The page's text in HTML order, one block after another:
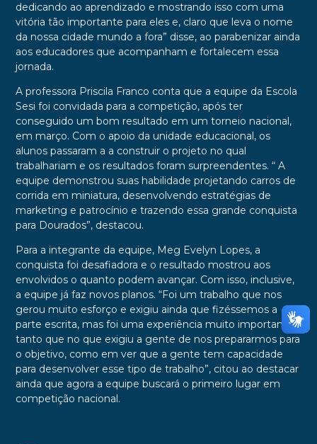
dedicando ao aprendizado e mostrando isso com uma
vitória tão importante para eles e, claro que leva o nome
da nossa cidade mundo a fora” disse, ao parabenizar ainda
aos educadores que acompanham e fortalecem essa
jornada.
A professora Priscila Franco conta que a equipe da Escola
Sesi foi convidada para a competição, após ter
conseguido um bom resultado em um torneio nacional,
em março. Com o apoio da unidade educacional, os
alunos passaram a a construir o projeto no qual
trabalhariam e os resultados foram surpreendentes. “ A
equipe demonstrou suas habilidade projetando carros de
corrida em miniatura, desenvolvendo estratégias de
marketing e patrocínio e trazendo essa grande conquista
para Dourados”, destacou.
Para a integrante da equipe, Meg Evelyn Lopes, a
conquista foi desafiadora e o resultado mostrou aos
envolvidos o quanto podem avançar. Com isso, inclusive,
a equipe já faz novos planos. “Foi um trabalho que nos
gerou muito esforço e exigiu ainda que fizéssemos a
parte escrita, mas foi uma experiência muito importante,
tanto que no que exigiu a gente de nos prepararmos para
o objetivo, como em ver que a gente tem capacidade
para desenvolver esse tipo de trabalho”, citou ao destacar
ainda que agora a equipe buscará o primeiro lugar em
competição nacional.